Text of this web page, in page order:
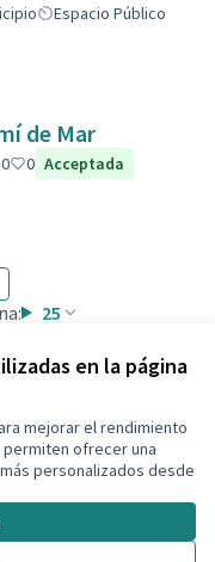
en la página
mejorar el rendimiento
ofrecer una
personalizados desde
Espacio Público
de Mar
0 0 Acceptada
25